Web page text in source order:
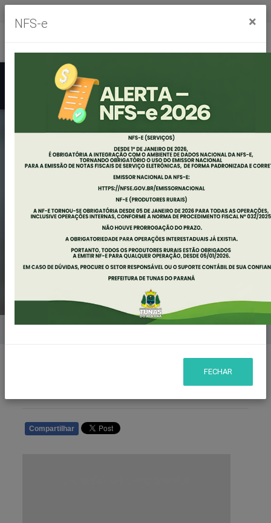
EDITAL Nº 01/2022 -
ELEIÇÃO PARA
COMPOSIÇÃO DO
CONSELHO DE
ADMINISTRAÇÃO
Compartilhar
NFS-e ×
FECHAR